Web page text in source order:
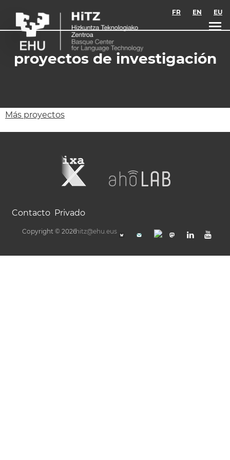
FR EN EU
proyectos de investigación
Más proyectos
Contacto Privado
Copyright © 2026hitz@ehu.eus